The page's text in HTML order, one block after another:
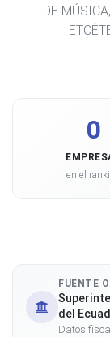
DE
0
en el
FUENTE
del
Datos